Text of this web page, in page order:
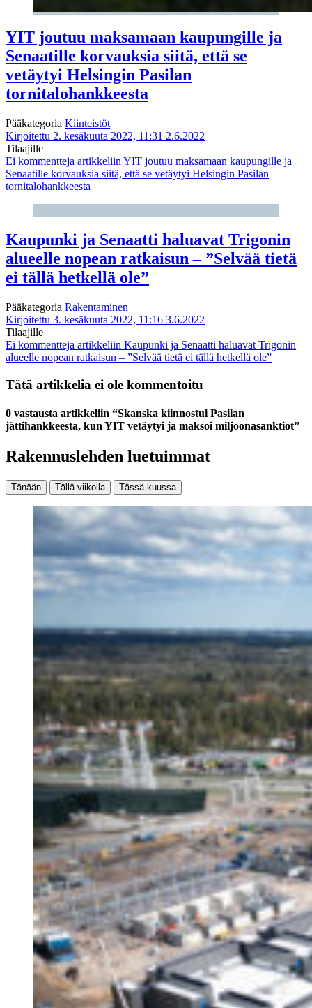
YIT joutuu maksamaan kaupungille ja
Senaatille korvauksia siitä, että se
vetäytyi Helsingin Pasilan
tornitalohankkeesta
Pääkategoria Kiinteistöt
Kirjoitettu 2. kesäkuuta 2022, 11:31 2.6.2022
Tilaajille
Ei kommentteja artikkeliin YIT joutuu maksamaan kaupungille ja
Senaatille korvauksia siitä, että se vetäytyi Helsingin Pasilan
tornitalohankkeesta
Kaupunki ja Senaatti haluavat Trigonin
alueelle nopean ratkaisun – ”Selvää tietä
ei tällä hetkellä ole”
Pääkategoria Rakentaminen
Kirjoitettu 3. kesäkuuta 2022, 11:16 3.6.2022
Tilaajille
Ei kommentteja artikkeliin Kaupunki ja Senaatti haluavat Trigonin
alueelle nopean ratkaisun – ”Selvää tietä ei tällä hetkellä ole”
Tätä artikkelia ei ole kommentoitu
0 vastausta artikkeliin “Skanska kiinnostui Pasilan
jättihankkeesta, kun YIT vetäytyi ja maksoi miljoonasanktiot”
Rakennuslehden luetuimmat
Tänään Tällä viikolla Tässä kuussa